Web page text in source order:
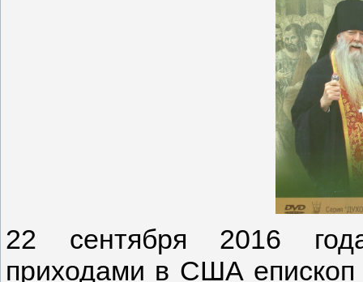
22 сентября 2016
приходами в США